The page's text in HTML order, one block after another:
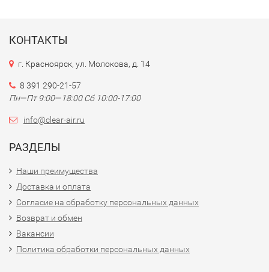
КОНТАКТЫ
г. Красноярск, ул. Молокова, д. 14
8 391 290-21-57
Пн—Пт 9:00—18:00 Сб 10:00-17:00
info@clear-air.ru
РАЗДЕЛЫ
Наши преимущества
Доставка и оплата
Согласие на обработку персональных данных
Возврат и обмен
Вакансии
Политика обработки персональных данных